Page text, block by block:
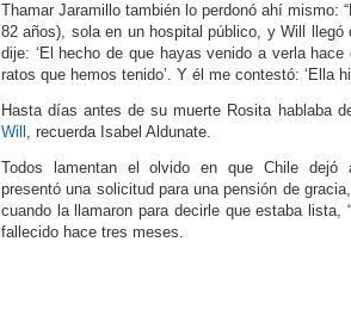
Thamar Jaramillo también lo perdonó ahí mismo:
82 años), sola en un hospital público, y Will
dije: ‘El hecho de que hayas venido a verla
ratos que hemos tenido’. Y él me contestó: ‘Ella
Hasta días antes de su muerte Rosita hablaba
Will , recuerda Isabel Aldunate.
Todos lamentan el olvido en que Chile dejó
presentó una solicitud para una pensión de
cuando la llamaron para decirle que estaba lista,
fallecido hace tres meses.